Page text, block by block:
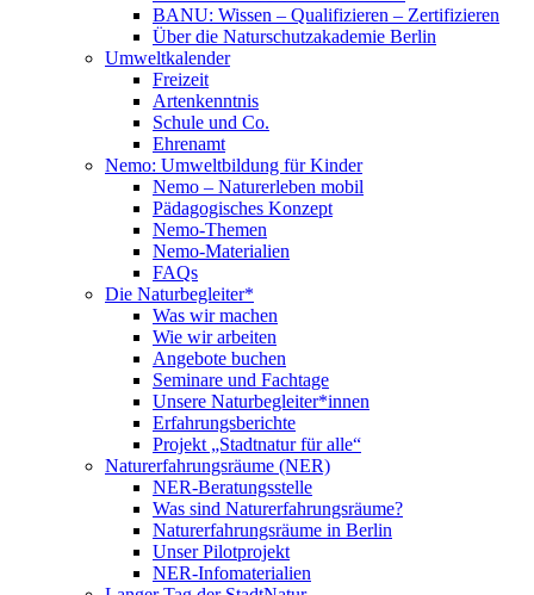
BANU: Wissen – Qualifizieren – Zertifizieren
Über die Naturschutzakademie Berlin
Umweltkalender
Freizeit
Artenkenntnis
Schule und Co.
Ehrenamt
Nemo: Umweltbildung für Kinder
Nemo – Naturerleben mobil
Pädagogisches Konzept
Nemo-Themen
Nemo-Materialien
FAQs
Die Naturbegleiter*
Was wir machen
Wie wir arbeiten
Angebote buchen
Seminare und Fachtage
Unsere Naturbegleiter*innen
Erfahrungsberichte
Projekt „Stadtnatur für alle“
Naturerfahrungsräume (NER)
NER-Beratungsstelle
Was sind Naturerfahrungsräume?
Naturerfahrungsräume in Berlin
Unser Pilotprojekt
NER-Infomaterialien